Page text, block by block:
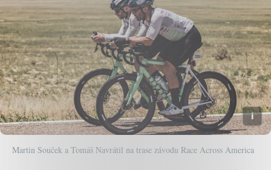
Martin Souček a Tomáš Navrátil na trase závodu Race Across America